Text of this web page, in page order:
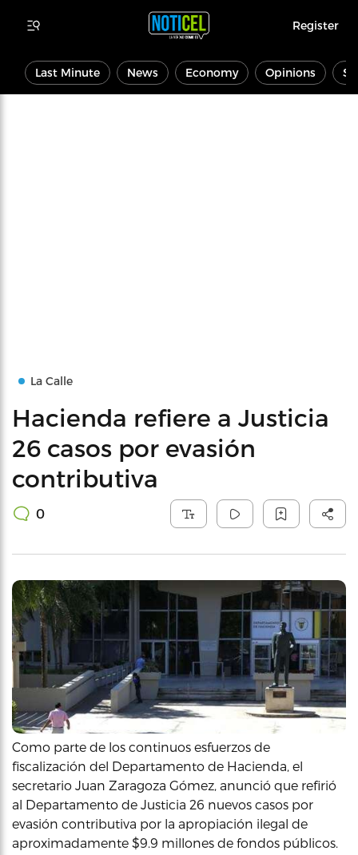
Register
Last Minute News Economy Opinions
La Calle
Hacienda refiere a Justicia
26 casos por evasión
contributiva
0
Como parte de los continuos esfuerzos de
fiscalización del Departamento de Hacienda, el
secretario Juan Zaragoza Gómez, anunció que refirió
al Departamento de Justicia 26 nuevos casos por
evasión contributiva por la apropiación ilegal de
aproximadamente $9.9 millones de fondos públicos.